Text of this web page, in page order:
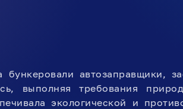
автозаправщики,
выполняя требования
экологической и